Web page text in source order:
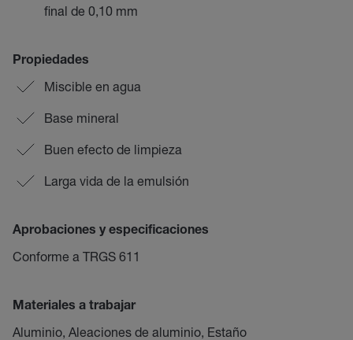
final de 0,10 mm
Propiedades
Miscible en agua
Base mineral
Buen efecto de limpieza
Larga vida de la emulsión
Aprobaciones y especificaciones
Conforme a TRGS 611
Materiales a trabajar
Aluminio, Aleaciones de aluminio, Estaño